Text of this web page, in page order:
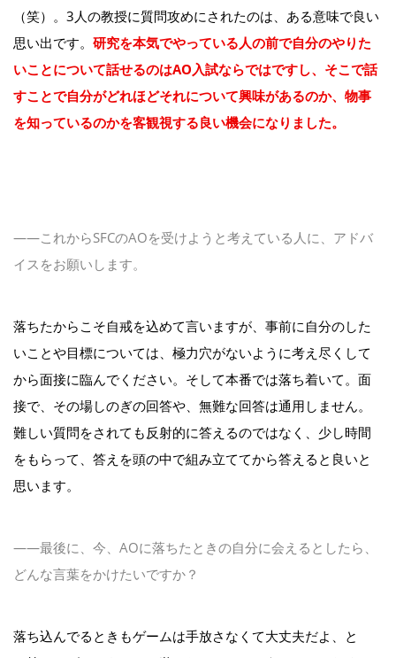
（笑）。3人の教授に質問攻めにされたのは、ある意味で良い
思い出です。 研究を本気でやっている人の前で自分のやりた
いことについて話せるのはAO入試ならではですし、そこで話
すことで自分がどれほどそれについて興味があるのか、物事
を知っているのかを客観視する良い機会になりました。
――これからSFCのAOを受けようと考えている人に、アドバ
イスをお願いします。
落ちたからこそ自戒を込めて言いますが、事前に自分のした
いことや目標については、極力穴がないように考え尽くして
から面接に臨んでください。そして本番では落ち着いて。面
接で、その場しのぎの回答や、無難な回答は通用しません。
難しい質問をされても反射的に答えるのではなく、少し時間
をもらって、答えを頭の中で組み立ててから答えると良いと
思います。
――最後に、今、AOに落ちたときの自分に会えるとしたら、
どんな言葉をかけたいですか？
落ち込んでるときもゲームは手放さなくて大丈夫だよ、と